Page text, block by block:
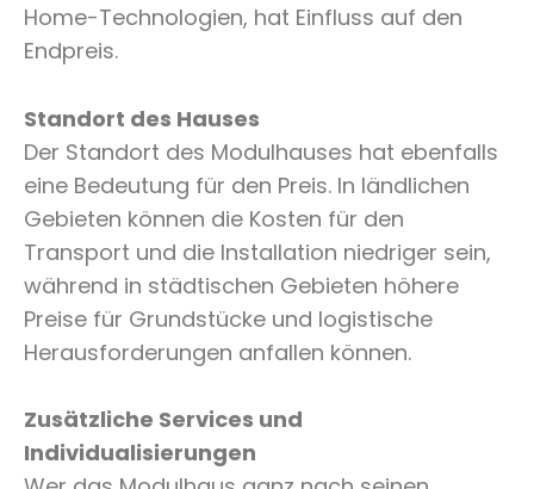
Home-Technologien, hat Einfluss auf den
Endpreis.
Standort des Hauses
Der Standort des Modulhauses hat ebenfalls
eine Bedeutung für den Preis. In ländlichen
Gebieten können die Kosten für den
Transport und die Installation niedriger sein,
während in städtischen Gebieten höhere
Preise für Grundstücke und logistische
Herausforderungen anfallen können.
Zusätzliche Services und
Individualisierungen